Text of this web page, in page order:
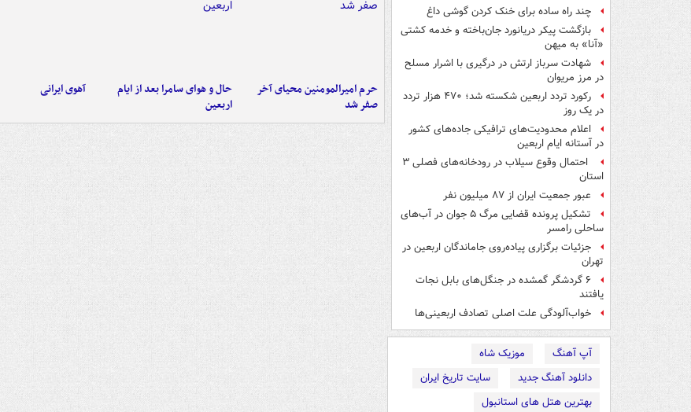
چند راه‌ ساده برای خنک کردن گوشی داغ
بازگشت پیکر دریانورد جان‌باخته و خدمه کشتی
«آنا» به میهن
شهادت سرباز ارتش در درگیری با اشرار مسلح
در مرز مریوان
رکورد تردد اربعین شکسته شد؛ ۴۷۰ هزار تردد
در یک روز
اعلام محدودیت‌های ترافیکی جاده‌های کشور
در آستانه ایام اربعین
احتمال وقوع سیلاب در رودخانه‌های فصلی ۳
استان
عبور جمعیت ایران از ۸۷ میلیون نفر
تشکیل پرونده قضایی مرگ ۵ جوان در آب‌های
ساحلی رامسر
جزئیات برگزاری پیاده‌روی جاماندگان اربعین در
تهران
۶ گردشگر گمشده در جنگل‌های بابل نجات
یافتند
خواب‌آلودگی علت اصلی تصادف اربعینی‌ها
آپ آهنگ
موزیک شاه
دانلود آهنگ جدید
سایت تاریخ ایران
بهترین هتل های استانبول
حرم امیرالمومنین محیای آخر
صفر شد
حال و هوای سامرا بعد از ایام
اربعین
آهوی ایرانی